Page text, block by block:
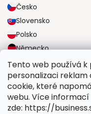
Tento web používá
personalizaci reklam
cookie, které
webu. Více informací
zde: https://
Česko
Slovensko
Polsko
Německo
Velká Británie
SPOLEHLIVÉ MOŽNOSTI